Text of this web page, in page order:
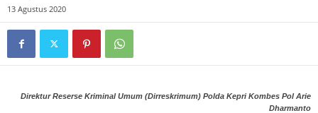
13 Agustus 2020
Direktur Reserse Kriminal Umum (Dirreskrimum) Polda Kepri Kombes Pol Arie
Dharmanto